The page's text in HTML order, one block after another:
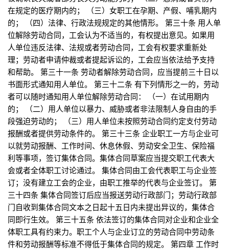
在规定的医疗期内的； （三）女职工在孕期、产假、哺乳期内
的； （四）法律、行政法规规定的其他情形。 第三十条 用人单
位解除劳动合同，工会认为不适当的，有权提出意见。如果用
人单位违反法律、法规或者劳动合同，工会有权要求重新处
理；劳动者申请仲裁或者提起诉讼的，工会应当依法给予支持
和帮助。 第三十一条 劳动者解除劳动合同，应当提前三十日以
书面形式通知用人单位。 第三十二条 有下列情形之一的，劳动
者可以随时通知用人单位解除劳动合同： （一）在试用期内
的； （二）用人单位以暴力、威胁或者非法限制人身自由的手
段强迫劳动的； （三）用人单位未按照劳动合同约定支付劳动
报酬或者提供劳动条件的。 第三十三条 企业职工一方与企业可
以就劳动报酬、工作时间、休息休假、劳动安全卫生、保险福
利等事项，签订集体合同。集体合同草案应当提交职工代表大
会或者全体职工讨论通过。 集体合同由工会代表职工与企业签
订；没有建立工会的企业，由职工推举的代表与企业签订。 第
三十四条 集体合同签订后应当报送劳动行政部门；劳动行政部
门自收到集体合同文本之日起十五日内未提出异议的，集体合
同即行生效。 第三十五条 依法签订的集体合同对企业和企业全
体职工具有约束力。职工个人与企业订立的劳动合同中劳动条
件和劳动报酬等标准不得低于集体合同的规定。 第四章 工作时